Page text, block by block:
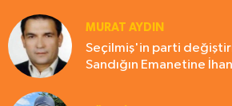
MURAT AYDIN
Seçilmiş'in parti
Sandığın Emanetine